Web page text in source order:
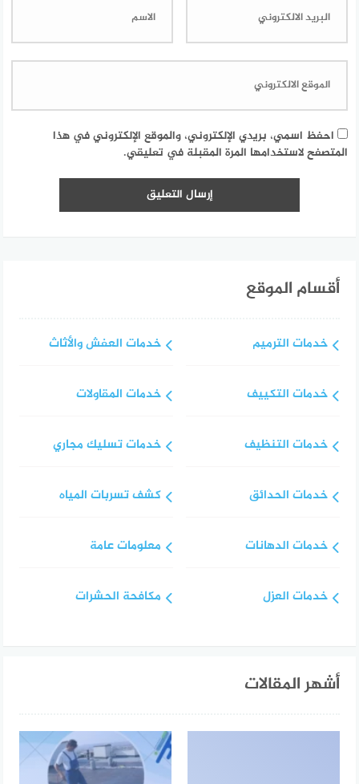
احفظ اسمي، بريدي الإلكتروني، والموقع الإلكتروني في هذا
المتصفح لاستخدامها المرة المقبلة في تعليقي.
أقسام الموقع
خدمات الترميم
خدمات التكييف
خدمات التنظيف
خدمات الحدائق
خدمات الدهانات
خدمات العزل
خدمات العفش والأثاث
خدمات المقاولات
خدمات تسليك مجاري
كشف تسربات المياه
معلومات عامة
مكافحة الحشرات
أشهر المقالات